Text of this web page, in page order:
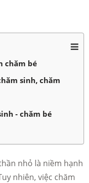
chăm bé
sinh, chăm
- chăm bé
nhỏ là niềm hạnh
nhiên, việc chăm